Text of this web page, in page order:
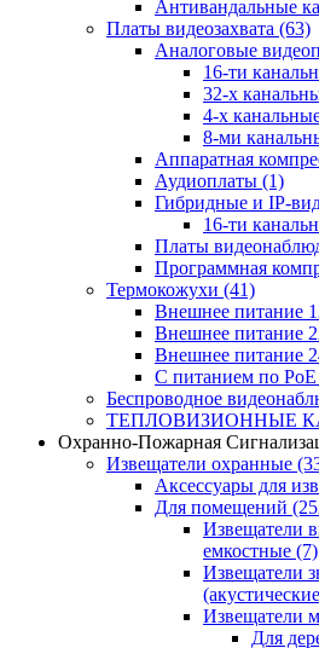
Антивандальные
Платы видеозахвата (63)
Аналоговые
16-ти
32-х
4-х
8-ми
Аппаратная
Аудиоплаты (1)
Гибридные и IP-
16-ти
Платы
Программная
Термокожухи (41)
Внешнее питание
Внешнее питание
Внешнее питание
С питанием по PoE
Беспроводное
ТЕПЛОВИЗИОННЫЕ
Охранно-Пожарная
Извещатели охранные
Аксессуары для
Для помещений
Извещатели
емкостные (7)
Извещатели
Извещатели
Для